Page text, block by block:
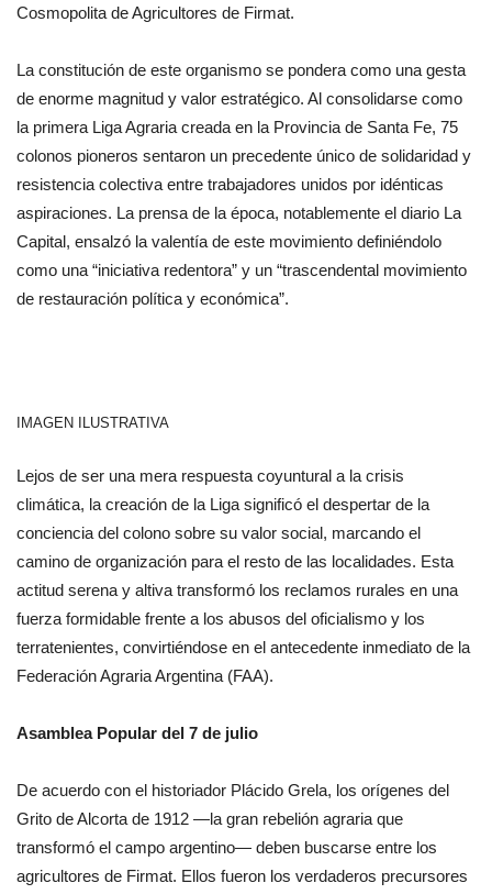
Cosmopolita de Agricultores de Firmat.
La constitución de este organismo se pondera como una gesta
de enorme magnitud y valor estratégico. Al consolidarse como
la primera Liga Agraria creada en la Provincia de Santa Fe, 75
colonos pioneros sentaron un precedente único de solidaridad y
resistencia colectiva entre trabajadores unidos por idénticas
aspiraciones. La prensa de la época, notablemente el diario La
Capital, ensalzó la valentía de este movimiento definiéndolo
como una “iniciativa redentora” y un “trascendental movimiento
de restauración política y económica”.
IMAGEN ILUSTRATIVA
Lejos de ser una mera respuesta coyuntural a la crisis
climática, la creación de la Liga significó el despertar de la
conciencia del colono sobre su valor social, marcando el
camino de organización para el resto de las localidades. Esta
actitud serena y altiva transformó los reclamos rurales en una
fuerza formidable frente a los abusos del oficialismo y los
terratenientes, convirtiéndose en el antecedente inmediato de la
Federación Agraria Argentina (FAA).
Asamblea Popular del 7 de julio
De acuerdo con el historiador Plácido Grela, los orígenes del
Grito de Alcorta de 1912 —la gran rebelión agraria que
transformó el campo argentino— deben buscarse entre los
agricultores de Firmat. Ellos fueron los verdaderos precursores